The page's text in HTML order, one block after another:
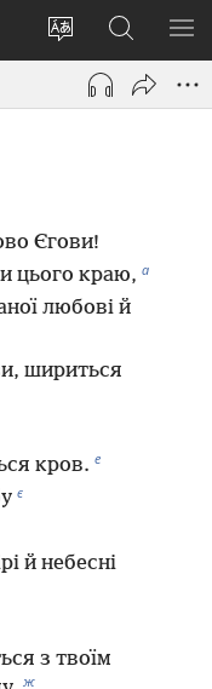
Змінити
мову
сайту
Увійти
(відкривається
новому
Пошук
на
сайті
Єгови!
цього краю, а
любові й
шириться
кров. е
є
й небесні
з твоїм
ж